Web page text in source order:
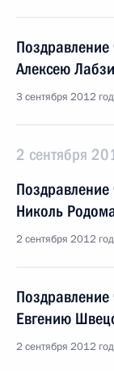
Алексею
3 сентября 2012
2 сентября
Николь
2 сентября 2012
Евгению
2 сентября 2012